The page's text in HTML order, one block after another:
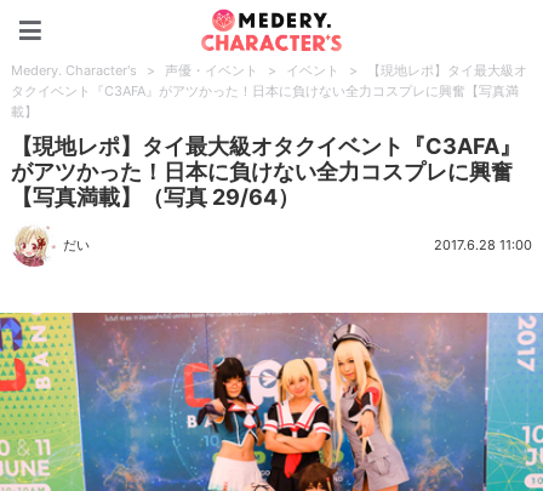
Medery. Character's > 声優・イベント > イベント >
【現地レポ】タイ最大級オ
タクイベント『C3AFA』がアツかった！日本に負けない全力コスプレに興奮【写真満
載】
【現地レポ】タイ最大級オタクイベント『C3AFA』
がアツかった！日本に負けない全力コスプレに興奮
【写真満載】（写真 29/64）
だい 2017.6.28 11:00